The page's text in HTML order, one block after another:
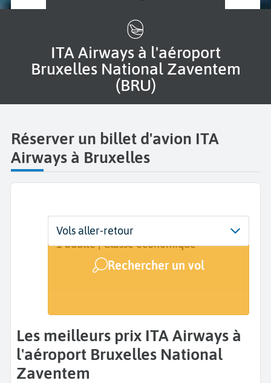
ITA Airways à l'aéroport
Bruxelles National Zaventem
(BRU)
Réserver un billet d'avion ITA
Airways à Bruxelles
Départ
Bruxelles National Zaventem (BRU)
Dates
Dates de votre voyage
Voyageurs | Classe
1 adulte | Classe économique
Rechercher un vol
Vols aller-retour
Les meilleurs prix ITA Airways à
l'aéroport Bruxelles National
Zaventem